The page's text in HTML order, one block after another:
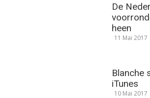
De
heen
11 Mai 2017
Blanche
iTunes
10 Mai 2017